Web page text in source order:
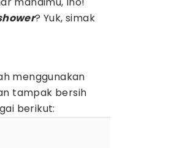
? Yuk, simak
menggunakan
tampak bersih
berikut: